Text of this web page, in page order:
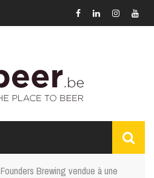
Founders Brewing vendue à une